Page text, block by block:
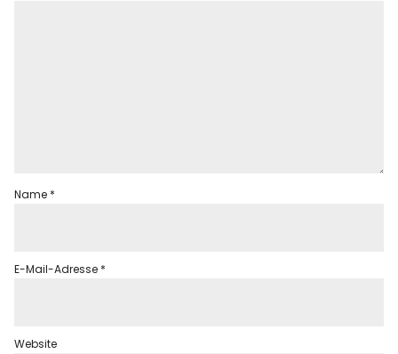
Name *
E-Mail-Adresse *
Website